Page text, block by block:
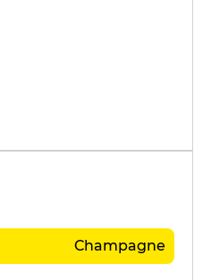
Champagne